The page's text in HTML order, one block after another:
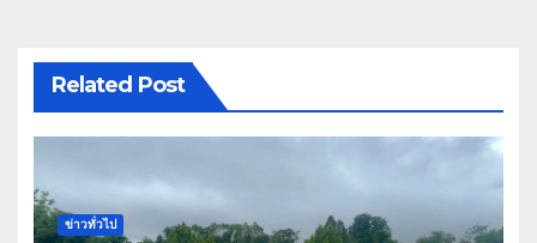
Related Post
ข่าวทั่วไป